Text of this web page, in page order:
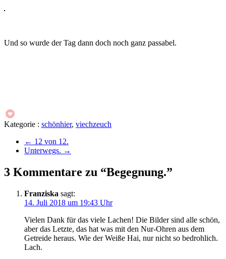
Und so wurde der Tag dann doch noch ganz passabel.
Kategorie : schönhier, viechzeuch
← 12 von 12.
Unterwegs. →
3 Kommentare zu “Begegnung.”
Franziska sagt:
14. Juli 2018 um 19:43 Uhr
Vielen Dank für das viele Lachen! Die Bilder sind alle schön,
aber das Letzte, das hat was mit den Nur-Ohren aus dem
Getreide heraus. Wie der Weiße Hai, nur nicht so bedrohlich.
Lach.